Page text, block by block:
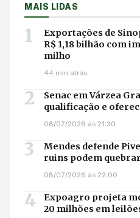
MAIS LIDAS
1
Exportações de
R$ 1,18 bilhão com
milho
44 min atrás
2
Senac em Várzea
qualificação e
08/07/2026 às 21:30
3
Mendes defende
ruins podem
08/07/2026 às 22:00
4
Expoagro projeta
20 milhões em